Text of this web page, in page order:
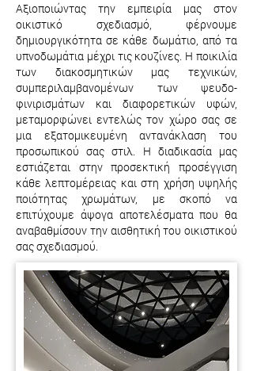
Αξιοποιώντας την εμπειρία μας στον
οικιστικό σχεδιασμό, φέρνουμε
δημιουργικότητα σε κάθε δωμάτιο, από τα
υπνοδωμάτια μέχρι τις κουζίνες. Η ποικιλία
των διακοσμητικών μας τεχνικών,
συμπεριλαμβανομένων των ψευδο-
φινιρισμάτων και διαφορετικών υφών,
μεταμορφώνει εντελώς τον χώρο σας σε
μια εξατομικευμένη αντανάκλαση του
προσωπικού σας στιλ. Η διαδικασία μας
εστιάζεται στην προσεκτική προσέγγιση
κάθε λεπτομέρειας και στη χρήση υψηλής
ποιότητας χρωμάτων, με σκοπό να
επιτύχουμε άψογα αποτελέσματα που θα
αναβαθμίσουν την αισθητική του οικιστικού
σας σχεδιασμού.